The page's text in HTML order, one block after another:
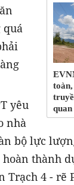
quá
yêu
nhà
bộ lực
hoàn thành
Trạch 4 - rẽ